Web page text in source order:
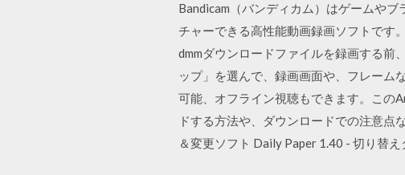
Bandicam（バンディカム）はゲームや
チャーできる高性能動画録画ソフトです
dmmダウンロードファイルを録画する前
ップ」を選んで、録画画面や、フレーム
可能、オフライン視聴もできます。この
ドする方法や、ダウンロードでの注意点
＆変更ソフト Daily Paper 1.40 - 切り替